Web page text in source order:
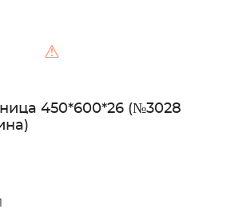
⚠
450*600*26 (№3028